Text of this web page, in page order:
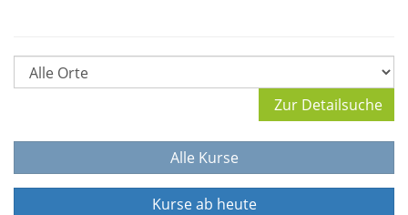
Zur Detailsuche
Alle Kurse
Kurse ab heute